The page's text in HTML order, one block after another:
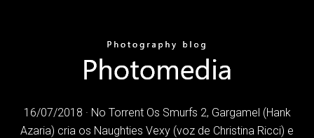
16/07/2018 · No Torrent Os Smurfs 2, Gargamel (Hank
Azaria) cria os Naughties Vexy (voz de Christina Ricci) e